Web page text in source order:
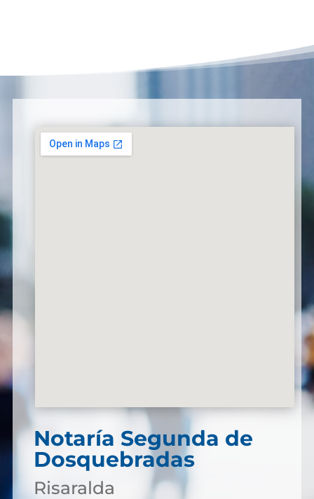
Notaría Segunda de
Dosquebradas
Risaralda